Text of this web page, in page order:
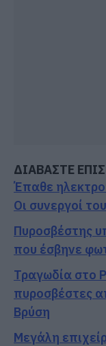
ΔΙΑΒΑΣΤΕ
Έπαθε
Οι συνεργοί
Πυροσβέστης
που έσβηνε
Τραγωδία στο
πυροσβέστες
Βρύση
Μεγάλη